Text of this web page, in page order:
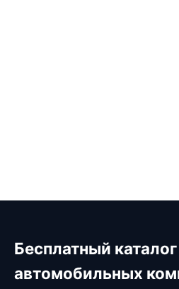
Бесплатный каталог
автомобильных